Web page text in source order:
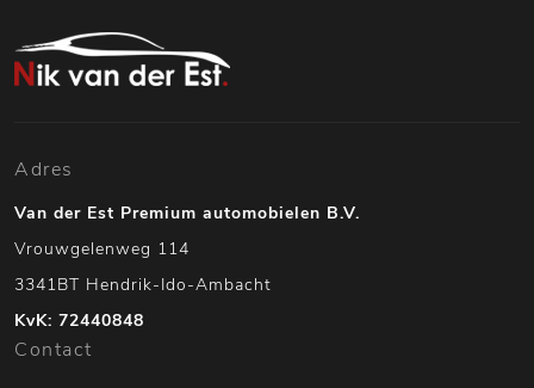
Adres
Van der Est Premium automobielen B.V.
Vrouwgelenweg 114
3341BT Hendrik-Ido-Ambacht
KvK: 72440848
Contact